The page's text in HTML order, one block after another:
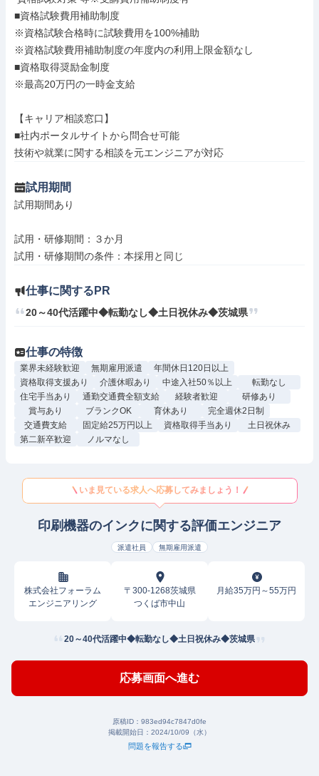
■資格試験費用補助制度
※資格試験合格時に試験費用を100%補助
※資格試験費用補助制度の年度内の利用上限金額なし
■資格取得奨励金制度
※最高20万円の一時金支給
【キャリア相談窓口】
■社内ポータルサイトから問合せ可能
技術や就業に関する相談を元エンジニアが対応
試用期間
試用期間あり
試用・研修期間：３か月
仕事に関するPR
20～40代活躍中◆転勤なし◆土日祝休み◆茨城県
仕事の特徴
業界未経験歓迎 無期雇用派遣
年間休日120日以上
資格取得支援あり
介護休暇あり 中途入社50％以上
転勤なし
住宅手当あり
通勤交通費全額支給 経験者歓迎
研修あり
賞与あり
ブランクOK 育休あり
完全週休2日制
交通費支給
固定給25万円以上 資格取得手当あり
土日祝休み
第二新卒歓迎
ノルマなし
いま見ている求人へ応募してみましょう！
印刷機器のインクに関する評価エンジニア
派遣社員 無期雇用派遣
株式会社フォーラム
エンジニアリング
〒300-1268茨城県
つくば市中山
月給35万円～55万円
20～40代活躍中◆転勤なし◆土日祝休み◆茨城県
応募画面へ進む
原稿ID： 983ed94c7847d0fe
掲載開始日： 2024/10/09（水）
問題を報告する